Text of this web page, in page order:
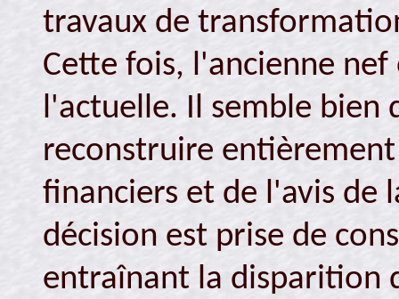
travaux de
Cette fois, l'ancienne
l'actuelle. Il semble
reconstruire
financiers et de l'avis de
décision est prise de
entraînant la disparition